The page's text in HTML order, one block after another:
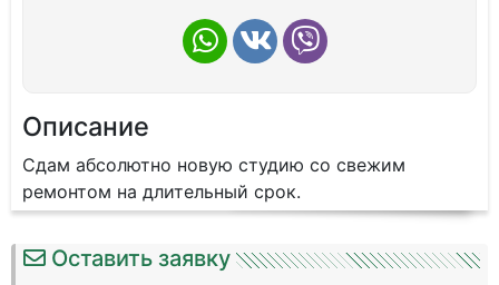
Описание
Сдам абсолютно новую студию со свежим
ремонтом на длительный срок.
Оставить заявку